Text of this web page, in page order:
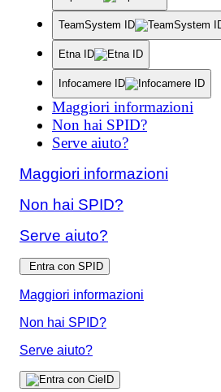
TeamSystem ID
Etna ID
Infocamere ID
Maggiori informazioni
Non hai SPID?
Serve aiuto?
Maggiori informazioni
Non hai SPID?
Serve aiuto?
Entra con SPID
Maggiori informazioni
Non hai SPID?
Serve aiuto?